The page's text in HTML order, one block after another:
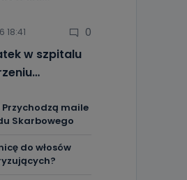
18:41 0
w szpitalu
maile
Skarbowego
do włosów